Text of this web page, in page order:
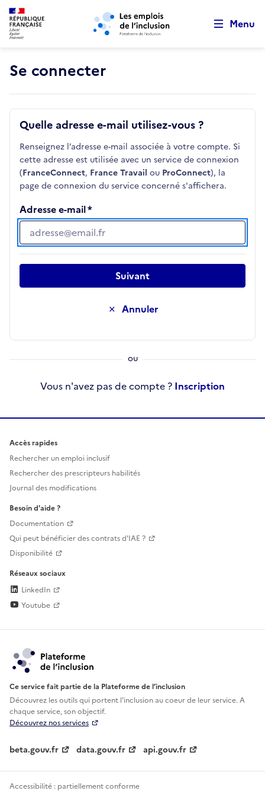
Aller au menu principal Aller au contenu principal
Menu
Se connecter
Quelle adresse e-mail utilisez-vous ?
Renseignez l’adresse e-mail associée à votre compte. Si
cette adresse est utilisée avec un service de connexion
(FranceConnect, France Travail ou ProConnect), la
page de connexion du service concerné s'affichera.
Adresse e-mail
Adresse e-mail
Annuler
Suivant
Vous n'avez pas de compte ? Inscription
Accès rapides
Rechercher un emploi inclusif
Rechercher des prescripteurs habilités
Journal des modifications
Besoin d'aide ?
Documentation
Qui peut bénéficier des contrats d'IAE ?
Disponibilité
Réseaux sociaux
LinkedIn
Youtube
Ce service fait partie de la Plateforme de l’inclusion
Découvrez les outils qui portent l'inclusion aucoeur de leur service. A
chaque service, son objectif.
Découvrez nos services
beta.gouv.fr data.gouv.fr api.gouv.fr
Accessibilité : partiellement conforme
Retour au début de la page
Panneau de gestion des cookies